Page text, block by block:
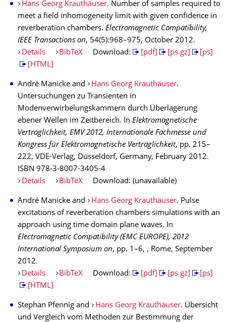
Hans Georg Krauthäuser. Number of samples required to
meet a field inhomogeneity limit with given confidence in
reverberation chambers. Electromagnetic Compatibility,
IEEE Transactions on, 54(5):968–975, October 2012.
Details
BibTeX Download: [pdf] [ps.gz]
[ps]
[HTML]
André Manicke and Hans Georg Krauthäuser.
Untersuchungen zu Transienten in
Modenverwirbelungskammern durch Überlagerung
ebener Wellen im Zeitbereich. In Elektromagnetische
Verträglichkeit, EMV 2012, Internationale Fachmesse und
Kongress für Elektromagnetische Verträglichkeit, pp. 215–
222, VDE-Verlag, Düsseldorf, Germany, February 2012.
ISBN 978-3-8007-3405-4
Details
BibTeX Download: (unavailable)
André Manicke and Hans Georg Krauthäuser. Pulse
excitations of reverberation chambers simulations with an
approach using time domain plane waves. In
Electromagnetic Compatibility (EMC EUROPE), 2012
International Symposium on, pp. 1–6, , Rome, September
2012.
Details
BibTeX Download: [pdf] [ps.gz]
[ps]
[HTML]
Stephan Pfennig and Hans Georg Krauthäuser. Übersicht
und Vergleich vom Methoden zur Bestimmung der